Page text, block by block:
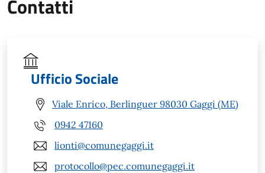
Contatti
Ufficio Sociale
Viale Enrico, Berlinguer 98030 Gaggi (ME)
0942 47160
lionti@comunegaggi.it
protocollo@pec.comunegaggi.it